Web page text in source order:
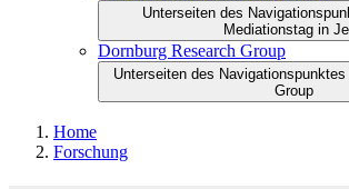
Unterseiten des
Mediationstag in
Dornburg Research Group
Unterseiten des
Group
Home
Forschung